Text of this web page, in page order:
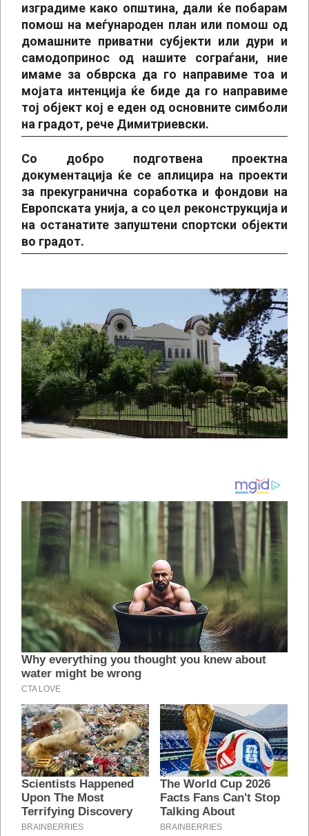
изградиме како општина, дали ќе побарам
помош на меѓународен план или помош од
домашните приватни субјекти или дури и
самодопринос од нашите сограѓани, ние
имаме за обврска да го направиме тоа и
мојата интенција ќе биде да го направиме
тој објект кој е еден од основните симболи
на градот, рече Димитриевски.
Со добро подготвена проектна
документација ќе се аплицира на проекти
за прекугранична соработка и фондови на
Европската унија, а со цел реконструкција и
на останатите запуштени спортски објекти
во градот.